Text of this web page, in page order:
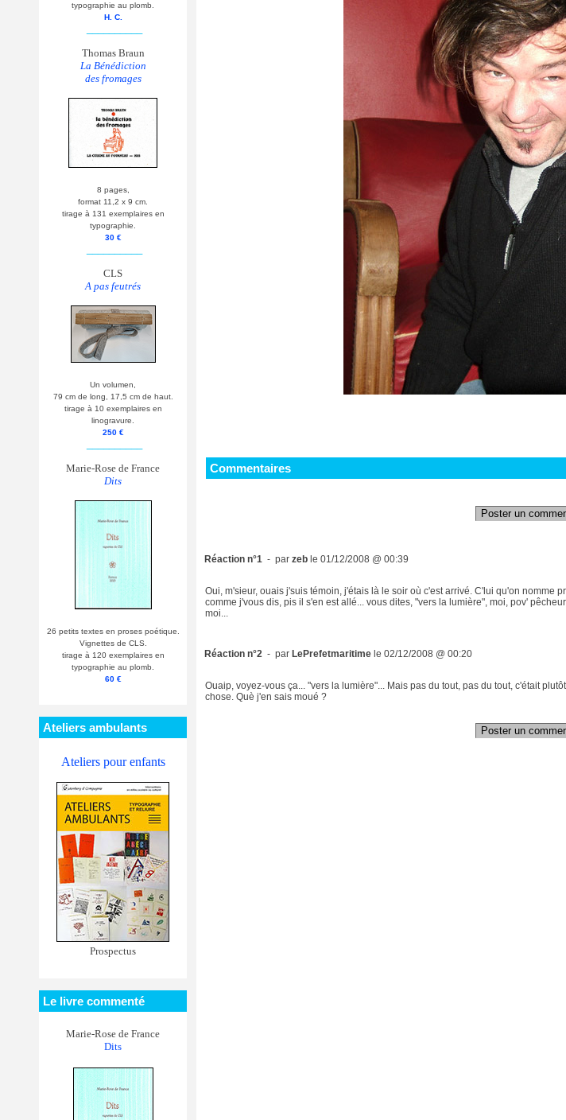
typographie au plomb.
H. C.
Thomas Braun
La Bénédiction
des fromages
8 pages,
format 11,2 x 9 cm.
tirage à 131 exemplaires en
typographie.
30 €
CLS
A pas feutrés
Un volumen,
79 cm de long, 17,5 cm de haut.
tirage à 10 exemplaires en
linogravure.
250 €
Marie-Rose de France
Dits
26 petits textes en proses poétique.
Vignettes de CLS.
tirage à 120 exemplaires en
typographie au plomb.
60 €
Ateliers ambulants
Ateliers pour enfants
Prospectus
Le livre commenté
Marie-Rose de France
Dits
Commentaires
Poster un
Réaction n°1 - par zeb le 01/12/2008 @ 00:39
Oui, m'sieur, ouais j'suis témoin, j'étais là le soir où c'est arrivé. C'lui qu'on nomme
comme j'vous dis, pis il s'en est allé... vous dites, "vers la lumière", moi, pov'
moi...
Réaction n°2 - par LePrefetmaritime le 02/12/2008 @ 00:20
Ouaip, voyez-vous ça... "vers la lumière"... Mais pas du tout, pas du tout, c'était
chose. Què j'en sais moué ?
Poster un